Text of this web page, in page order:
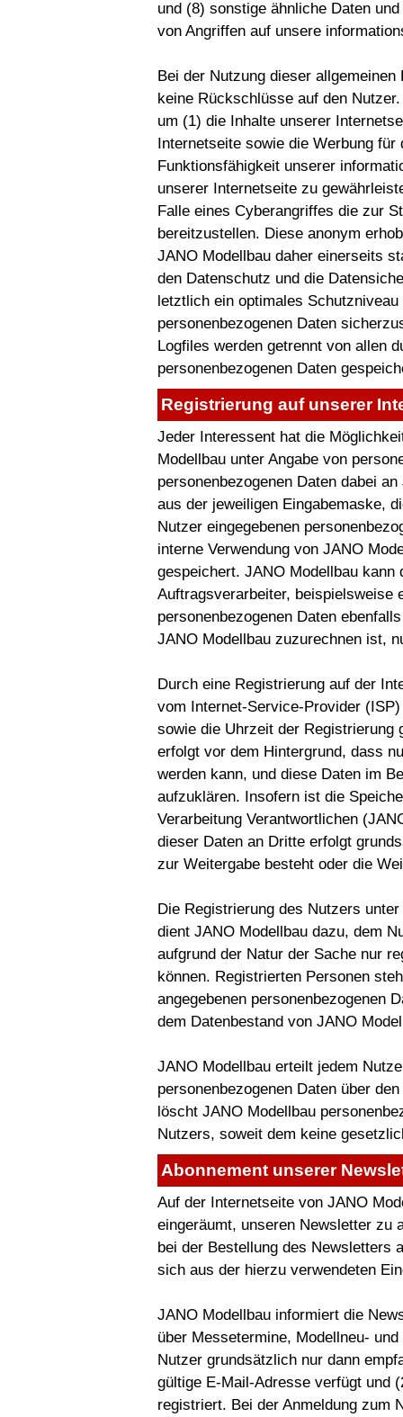
und (8) sonstige ähnliche Daten
von Angriffen auf unsere
Bei der Nutzung dieser
keine Rückschlüsse auf den
um (1) die Inhalte unserer
Internetseite sowie die Werbung
Funktionsfähigkeit unserer
unserer Internetseite zu
Falle eines Cyberangriffes die zur
bereitzustellen. Diese anonym
JANO Modellbau daher einerseits
den Datenschutz und die
letztlich ein optimales
personenbezogenen Daten
Logfiles werden getrennt von allen
personenbezogenen Daten
Registrierung auf unserer
Jeder Interessent hat die
Modellbau unter Angabe von
personenbezogenen Daten dabei
aus der jeweiligen Eingabemaske,
Nutzer eingegebenen
interne Verwendung von JANO
gespeichert. JANO Modellbau kann
Auftragsverarbeiter, beispielsweise
personenbezogenen Daten
JANO Modellbau zuzurechnen ist,
Durch eine Registrierung auf der
vom Internet-Service-Provider
sowie die Uhrzeit der Registrierung
erfolgt vor dem Hintergrund, dass
werden kann, und diese Daten im
aufzuklären. Insofern ist die
Verarbeitung Verantwortlichen
dieser Daten an Dritte erfolgt
zur Weitergabe besteht oder die
Die Registrierung des Nutzers
dient JANO Modellbau dazu, dem
aufgrund der Natur der Sache nur
können. Registrierten Personen
angegebenen personenbezogenen
dem Datenbestand von JANO
JANO Modellbau erteilt jedem
personenbezogenen Daten über
löscht JANO Modellbau
Nutzers, soweit dem keine
Abonnement unserer
Auf der Internetseite von JANO
eingeräumt, unseren Newsletter zu
bei der Bestellung des Newsletters
sich aus der hierzu verwendeten
JANO Modellbau informiert die
über Messetermine, Modellneu-
Nutzer grundsätzlich nur dann
gültige E-Mail-Adresse verfügt und
registriert. Bei der Anmeldung zum